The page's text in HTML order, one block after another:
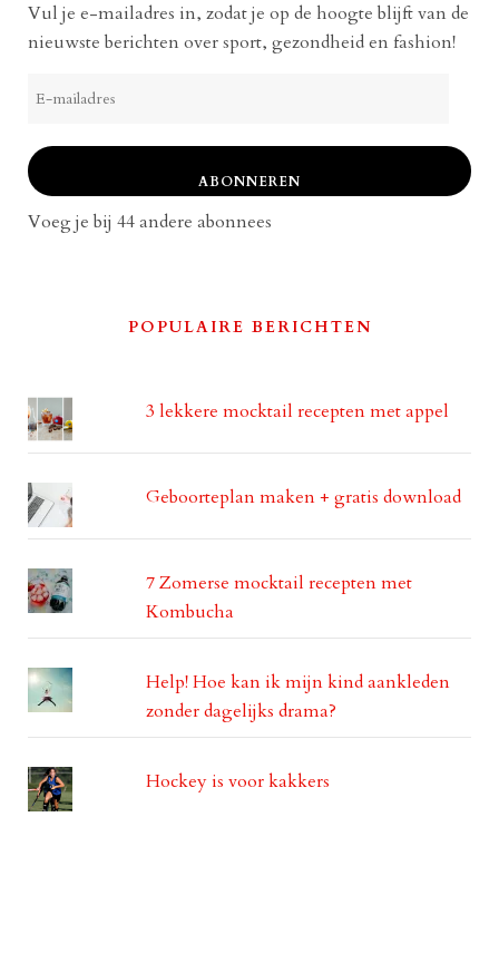
Vul je e-mailadres in, zodat je op de hoogte blijft van de
nieuwste berichten over sport, gezondheid en fashion!
mailadres
ABONNEREN
Voeg je bij 44 andere abonnees
POPULAIRE BERICHTEN
3 lekkere mocktail recepten met appel
Geboorteplan maken + gratis download
7 Zomerse mocktail recepten met
Kombucha
Help! Hoe kan ik mijn kind aankleden
zonder dagelijks drama?
Hockey is voor kakkers